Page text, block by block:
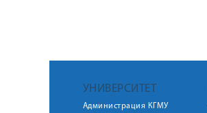
УНИВЕРСИТЕТ
Администрация КГМУ